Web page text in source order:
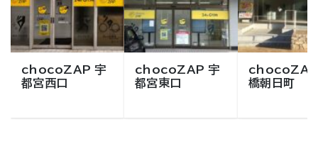
chocoZAP 宇
都宮西口
chocoZAP 宇
都宮東口
chocoZAP
橋朝日町